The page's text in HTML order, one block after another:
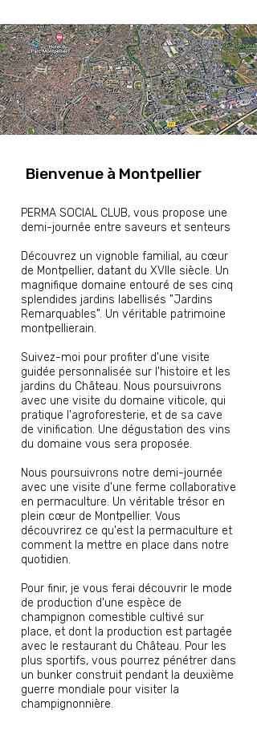
Bienvenue à Montpellier
PERMA SOCIAL CLUB, vous propose une
demi-journée entre saveurs et senteurs
Découvrez un vignoble familial, au cœur
de Montpellier, datant du XVIIe siècle. Un
magnifique domaine entouré de ses cinq
splendides jardins labellisés "Jardins
Remarquables". Un véritable patrimoine
montpellierain.
Suivez-moi pour profiter d'une visite
guidée personnalisée sur l'histoire et les
jardins du Château. Nous poursuivrons
avec une visite du domaine viticole, qui
pratique l'agroforesterie, et de sa cave
de vinification. Une dégustation des vins
du domaine vous sera proposée.
Nous poursuivrons notre demi-journée
avec une visite d'une ferme collaborative
en permaculture. Un véritable trésor en
plein cœur de Montpellier. Vous
découvrirez ce qu'est la permaculture et
comment la mettre en place dans notre
quotidien.
Pour finir, je vous ferai découvrir le mode
de production d'une espèce de
champignon comestible cultivé sur
place, et dont la production est partagée
avec le restaurant du Château. Pour les
plus sportifs, vous pourrez pénétrer dans
un bunker construit pendant la deuxième
guerre mondiale pour visiter la
champignonnière.